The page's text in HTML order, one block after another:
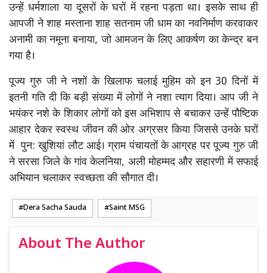
उन्हें धर्मशाला या दूसरों के घरों में रहना पड़ता था। इसके साथ ही
आपजी ने शाह मस्ताना शाह सतनाम जी धाम का नवनिर्माण करवाकर
अनामी का नमूना बनाया, जो आमजन के लिए आकर्षण का केन्द्र बन
गया है।
पूज्य गुरु जी ने नशों के खिलाफ चलाई मुहिम को इन 30 दिनों में
इतनी गति दी कि बड़ी संख्या में लोगों ने नशा त्याग दिया। आप जी ने
भयंकर नशे के शिकार लोगों को इस अभिशाप से बचाकर उन्हें पौष्टिक
आहार देकर स्वस्थ जीवन की ओर अग्रसर किया जिससे उनके घरों
में पुन: खुशियां लौट आई। ग्राम पंचायतों के आग्रह पर पूज्य गुरु जी
ने सरसा जिले के गांव केलनिया, अली मोहम्मद और सहारणी में सफाई
अभियान चलाकर स्वच्छता की सौगात दी।
Dera Sacha Sauda Saint MSG
About The Author